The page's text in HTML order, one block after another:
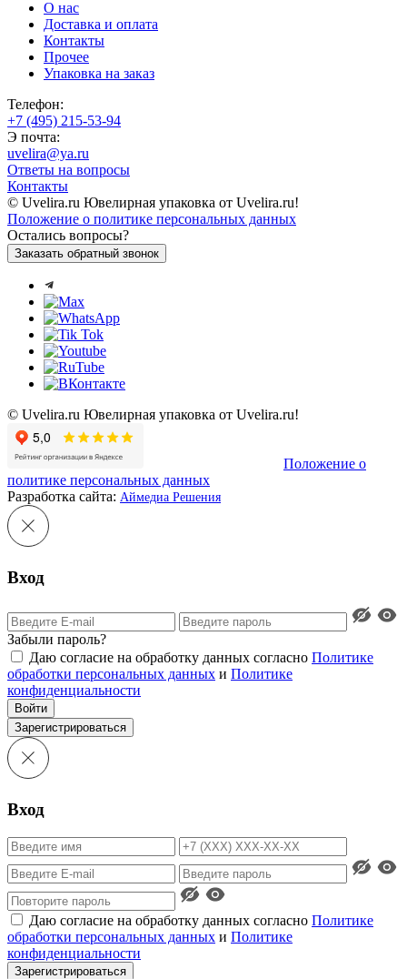
О нас
Доставка и оплата
Контакты
Прочее
Упаковка на заказ
Телефон:
+7 (495) 215-53-94
Э почта:
uvelira@ya.ru
Ответы на вопросы
Контакты
© Uvelira.ru Ювелирная упаковка от Uvelira.ru!
Положение о политике персональных данных
Остались вопросы?
Заказать обратный звонок
© Uvelira.ru Ювелирная упаковка от Uvelira.ru!
Положение о
политике персональных данных
Разработка сайта: Аймедиа Решения
Вход
Забыли пароль?
Даю согласие на обработку данных согласно Политике
обработки персональных данных и Политике
конфиденциальности
Войти
Зарегистрироваться
Вход
Даю согласие на обработку данных согласно Политике
обработки персональных данных и Политике
конфиденциальности
Зарегистрироваться